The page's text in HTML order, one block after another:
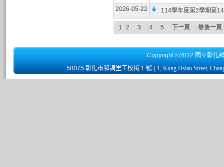
2026-05-22
114學年度第2學期第
1 2 3 4 5 下一頁 最後一頁
Copyright ©2012 國立彰化
50075 彰化市和調里工校街 1 號 ( 1, Kung Hsiao Street,